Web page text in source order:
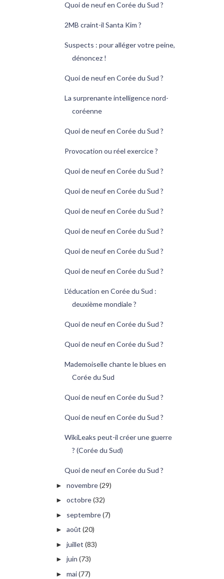
Quoi de neuf en Corée du Sud ?
2MB craint-il Santa Kim ?
Suspects : pour alléger votre peine,
dénoncez !
Quoi de neuf en Corée du Sud ?
La surprenante intelligence nord-
coréenne
Quoi de neuf en Corée du Sud ?
Provocation ou réel exercice ?
Quoi de neuf en Corée du Sud ?
Quoi de neuf en Corée du Sud ?
Quoi de neuf en Corée du Sud ?
Quoi de neuf en Corée du Sud ?
Quoi de neuf en Corée du Sud ?
Quoi de neuf en Corée du Sud ?
L'éducation en Corée du Sud :
deuxième mondiale ?
Quoi de neuf en Corée du Sud ?
Quoi de neuf en Corée du Sud ?
Mademoiselle chante le blues en
Corée du Sud
Quoi de neuf en Corée du Sud ?
Quoi de neuf en Corée du Sud ?
WikiLeaks peut-il créer une guerre
? (Corée du Sud)
Quoi de neuf en Corée du Sud ?
► novembre(29)
► octobre(32)
► septembre(7)
► août (20)
► juillet (83)
► juin (73)
► mai(77)